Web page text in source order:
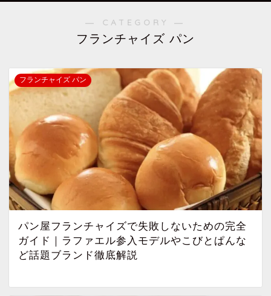
― CATEGORY ―
フランチャイズ パン
フランチャイズ パン
パン屋フランチャイズで失敗しないための完全
ガイド｜ラファエル参入モデルやこびとぱんな
ど話題ブランド徹底解説